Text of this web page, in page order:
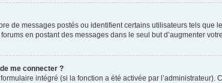
de messages postés ou identifient certains utilisateurs tels
en postant des messages dans le seul but d’augmenter
me connecter ?
intégré (si la fonction a été activée par